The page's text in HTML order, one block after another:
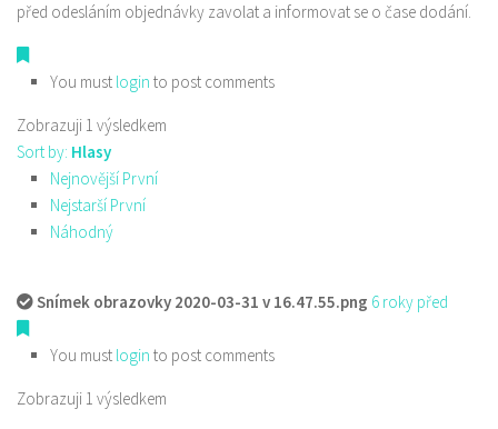
před odesláním objednávky zavolat a informovat se o čase dodání.
You must login to post comments
Zobrazuji 1 výsledkem
Sort by: Hlasy
Nejnovější První
Nejstarší První
Náhodný
Snímek obrazovky 2020-03-31 v 16.47.55.png 6 roky před
You must login to post comments
Zobrazuji 1 výsledkem